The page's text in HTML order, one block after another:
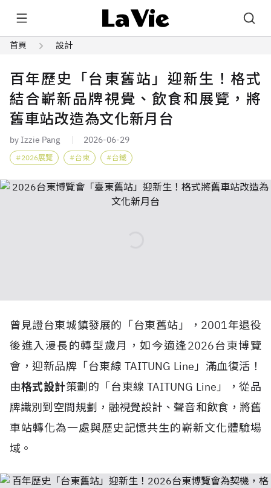
首頁 設計
百年歷史「台東舊站」迎新生！格式
結合嶄新品牌視覺、飲食和展覽，將
舊車站改造為文化新月台
by Izzie Pang 2026-06-29
2026展覽 台東 台鐵
曾見證台東城鎮發展的「台東舊站」，2001年退役
後進入漫長的轉型歲月，如今適逢2026台東博覽
會，迎新品牌「台東線 TAITUNG Line」滿血復活！
由格式設計策劃的「台東線 TAITUNG Line」，從品
牌識別到空間規劃，融視覺設計、聲音和飲食，將舊
車站轉化為一處與歷史記憶共生的嶄新文化體驗場
域。